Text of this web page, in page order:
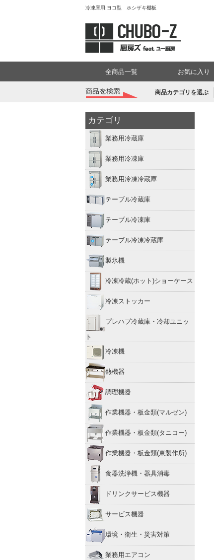
冷凍庫用:ヨコ型 ホシザキ棚板
全商品一覧 お気に入り
商品カテゴリを選ぶ
カテゴリ
業務用冷蔵庫
業務用冷凍庫
業務用冷凍冷蔵庫
テーブル冷蔵庫
テーブル冷凍庫
テーブル冷凍冷蔵庫
製氷機
冷凍冷蔵(ホット)ショーケース
冷凍ストッカー
プレハブ冷蔵庫・冷却ユニッ
ト
冷凍機
熱機器
調理機器
作業機器・板金類(マルゼン)
作業機器・板金類(タニコー)
作業機器・板金類(東製作所)
食器洗浄機・器具消毒
ドリンクサービス機器
サービス機器
環境・衛生・災害対策
業務用エアコン